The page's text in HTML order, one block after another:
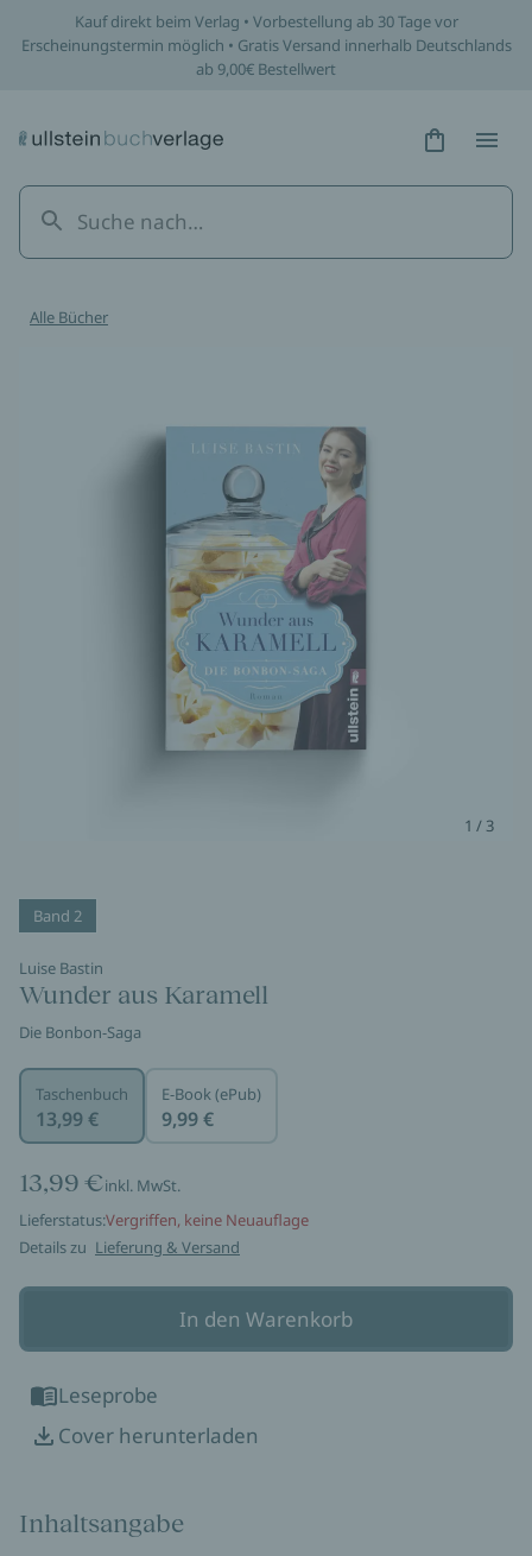
Kauf direkt beim Verlag • Vorbestellung ab 30 Tage vor
Erscheinungstermin möglich • Gratis Versand innerhalb Deutschlands
ab 9,00€ Bestellwert
Hidden
Alle Bücher
1 / 3
Band 2
Luise Bastin
Wunder aus Karamell
Die Bonbon-Saga
Taschenbuch
13,99 €
E-Book (ePub)
9,99 €
13,99 €inkl. MwSt.
Lieferstatus:Vergriffen, keine Neuauflage
Details zu Lieferung & Versand
In den Warenkorb
Leseprobe
Cover herunterladen
Inhaltsangabe